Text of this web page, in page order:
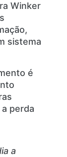
Winker
sistema
é
perda
a